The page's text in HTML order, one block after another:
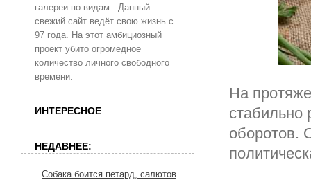
На
оборотов.
галереи по видам.. Данный
свежий сайт ведёт свою жизнь с
97 года. На этот амбициозный
проект убито огромедное
количество личного свободного
времени.
ИНТЕРЕСНОЕ
НЕДАВНЕЕ:
Собака боится петард, салютов